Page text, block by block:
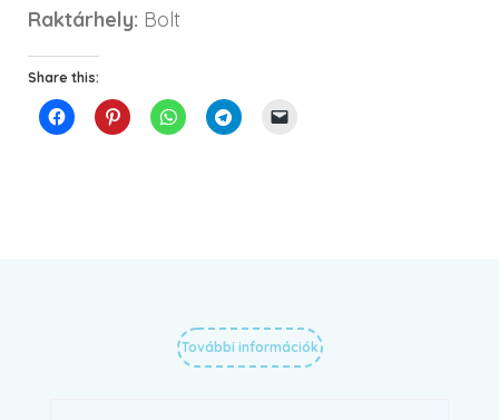
Raktárhely: Bolt
Share this:
További információk